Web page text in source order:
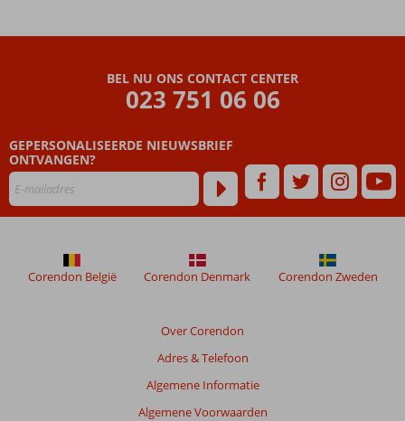
BEL NU ONS CONTACT CENTER
023 751 06 06
GEPERSONALISEERDE NIEUWSBRIEF
ONTVANGEN?
Over Corendon
Adres & Telefoon
Algemene Informatie
Algemene Voorwaarden
Corendon België Corendon Denmark Corendon Zweden